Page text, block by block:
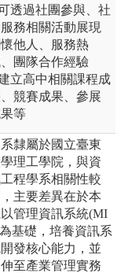
透過社團參與、社
務相關活動展現
他人、服務熱
團隊合作經驗
立高中相關課程成
競賽成果、參展
等
隸屬於國立臺東
理工學院，與資
程學系相關性較
主要差異在於本
管理資訊系統(MI
基礎，培養資訊系
發核心能力，並
至產業管理實務